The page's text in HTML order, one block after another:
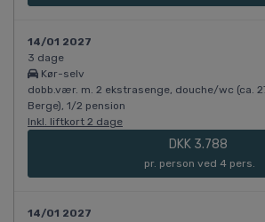
14/01 2027
3 dage
Kør-selv
dobb.vær. m. 2 ekstrasenge, douche/wc (ca.
Berge), 1/2 pension
Inkl. liftkort 2 dage
DKK 3.788
pr. person ved 4 pers.
14/01 2027